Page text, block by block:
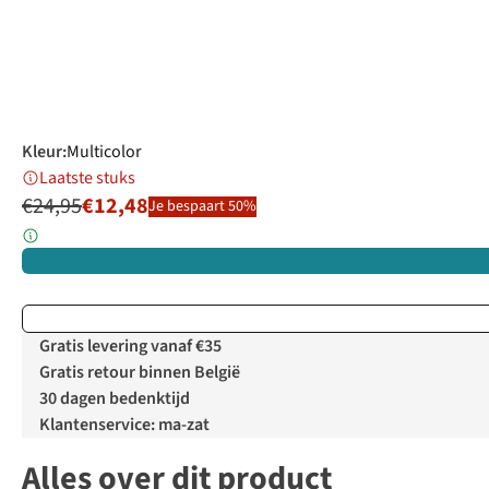
Kleur:Multicolor
Laatste stuks
€24,95€12,48Je bespaart 50%
Gratis levering vanaf €35
Gratis retour binnen België
30 dagen bedenktijd
Klantenservice: ma-zat
Alles over dit product